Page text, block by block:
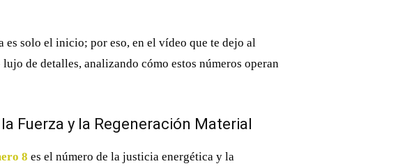
es solo el inicio; por eso, en el vídeo que te dejo al
de detalles, analizando cómo estos números operan
Fuerza y la Regeneración Material
8 es el número de la justicia energética y la